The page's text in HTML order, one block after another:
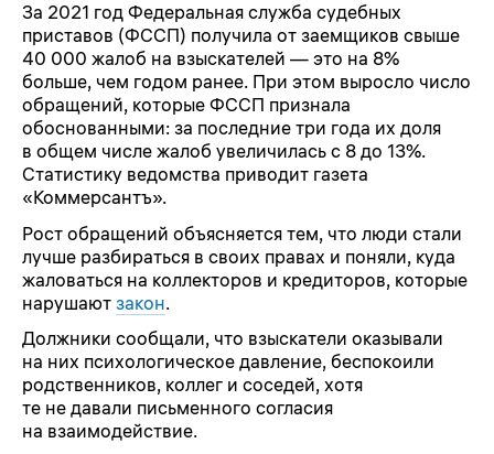
За 2021 год Федеральная служба судебных
приставов (ФССП) получила от заемщиков свыше
40 000 жалоб на взыскателей — это на 8%
больше, чем годом ранее. При этом выросло число
обращений, которые ФССП признала
обоснованными: за последние три года их доля
в общем числе жалоб увеличилась с 8 до 13%.
Статистику ведомства приводит газета
«Коммерсантъ».
Рост обращений объясняется тем, что люди стали
лучше разбираться в своих правах и поняли, куда
жаловаться на коллекторов и кредиторов, которые
нарушают закон.
Должники сообщали, что взыскатели оказывали
на них психологическое давление, беспокоили
родственников, коллег и соседей, хотя
те не давали письменного согласия
на взаимодействие.